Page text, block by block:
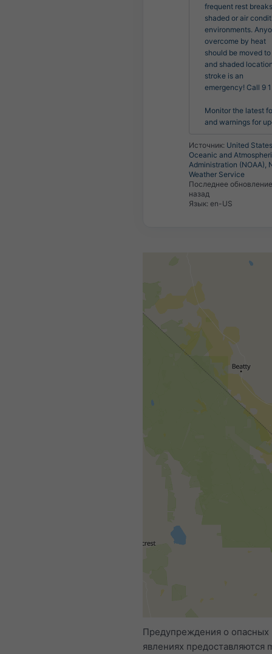
frequent rest
shaded or air
environments.
overcome by heat
should be moved
and shaded
stroke is an
emergency! Call 9 1
Monitor the latest
and warnings for
Источник: United
Oceanic and
Administration (NOAA),
Weather Service
Последнее
назад
Язык: en-US
Предупреждения о опасных
явлениях предоставляются